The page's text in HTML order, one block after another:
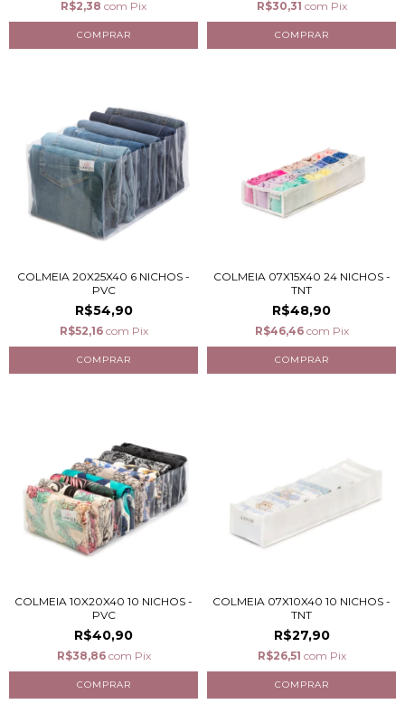
R$2,38 com Pix R$30,31 com Pix
COLMEIA 20X25X40 6 NICHOS -
PVC
R$54,90
R$52,16 com Pix
COLMEIA 07X15X40 24 NICHOS -
TNT
R$48,90
R$46,46 com Pix
COLMEIA 10X20X40 10 NICHOS -
PVC
R$40,90
R$38,86 com Pix
COLMEIA 07X10X40 10 NICHOS -
TNT
R$27,90
R$26,51 com Pix